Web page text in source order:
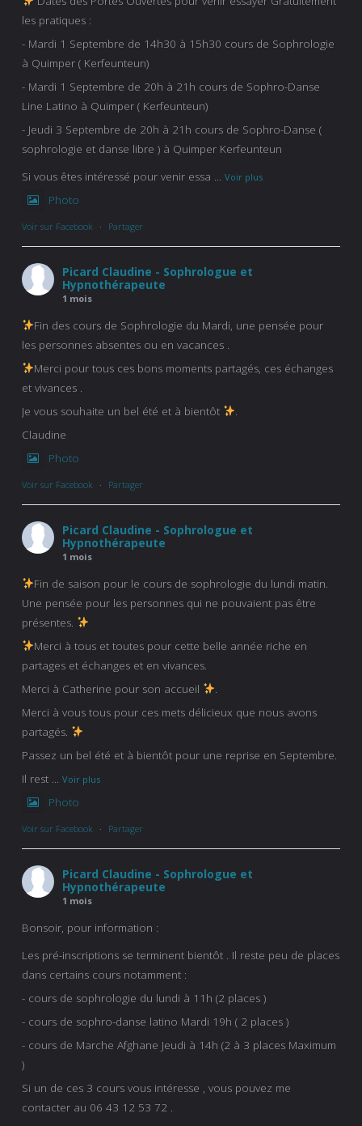
les pratiques :
- Mardi 1 Septembre de 14h30 à 15h30 cours de Sophrologie
à Quimper ( Kerfeunteun)
- Mardi 1 Septembre de 20h à 21h cours de Sophro-Danse
Line Latino à Quimper ( Kerfeunteun)
- Jeudi 3 Septembre de 20h à 21h cours de Sophro-Danse (
sophrologie et danse libre ) à Quimper Kerfeunteun
Si vous êtes intéressé pour venir essa
Voir plus
Photo
Voir sur Facebook · Partager
Picard Claudine - Sophrologue et
Hypnothérapeute
1 mois
Fin des cours de Sophrologie du Mardi, une pensée pour
les personnes absentes ou en vacances .
Merci pour tous ces bons moments partagés, ces échanges
et vivances .
Je vous souhaite un bel été et à bientôt
Claudine
Photo
Voir sur Facebook · Partager
Picard Claudine - Sophrologue et
Hypnothérapeute
1 mois
Fin de saison pour le cours de sophrologie du lundi matin.
Une pensée pour les personnes qui ne pouvaient pas être
présentes.
Merci à tous et toutes pour cette belle année riche en
partages et échanges et en vivances.
Merci à Catherine pour son accueil
Merci à vous tous pour ces mets délicieux que nous avons
partagés.
Passez un bel été et à bientôt pour une reprise en Septembre.
Il rest
Voir plus
Photo
Voir sur Facebook · Partager
Picard Claudine - Sophrologue et
Hypnothérapeute
1 mois
Bonsoir, pour information :
Les pré-inscriptions se terminent bientôt . Il reste peu de places
dans certains cours notamment :
- cours de sophrologie du lundi à 11h (2 places )
- cours de sophro-danse latino Mardi 19h ( 2 places )
- cours de Marche Afghane Jeudi à 14h (2 à 3 places Maximum
)
Si un de ces 3 cours vous intéresse , vous pouvez me
contacter au 06 43 12 53 72 .